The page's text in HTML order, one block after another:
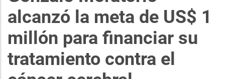
alcanzó la meta de US$ 1
millón para financiar su
tratamiento contra el